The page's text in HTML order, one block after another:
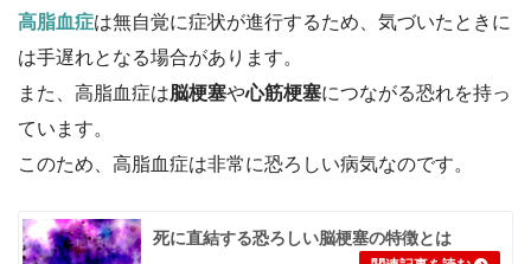
高脂血症は無自覚に症状が進行するため、気づいたときに
は手遅れとなる場合があります。
また、 高脂血症は脳梗塞や心筋梗塞につながる恐れを持っ
ています。
このため、高脂血症は非常に恐ろしい病気なのです。
死に直結する恐ろしい脳梗塞の特徴とは